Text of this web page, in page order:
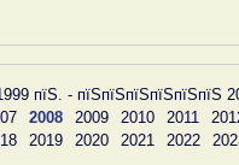
пїЅ. - пїЅпїЅпїЅпїЅпїЅпїЅ
2008 2009 2010 2011
2019 2020 2021 2022